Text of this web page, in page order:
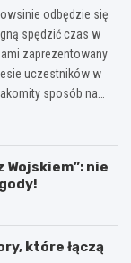
odbędzie się
spędzić czas w
zaprezentowany
uczestników w
sposób na…
nie
które łączą